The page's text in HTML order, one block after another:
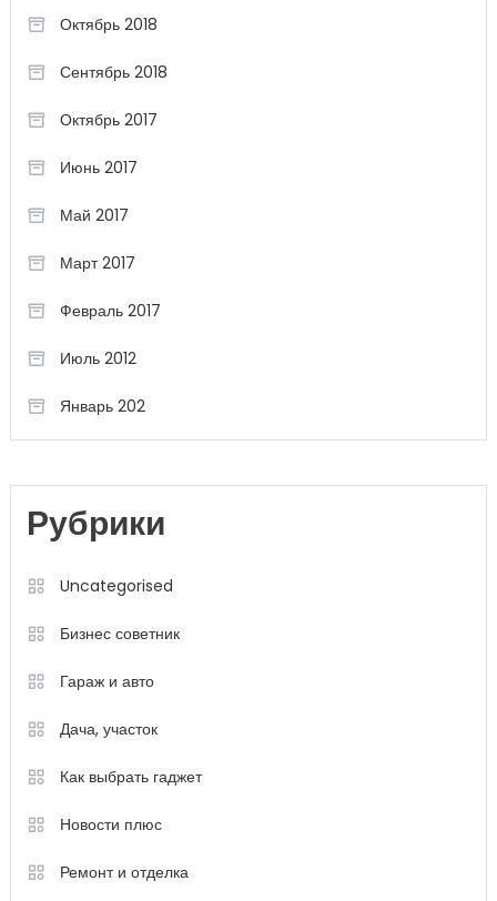
Октябрь 2018
Сентябрь 2018
Октябрь 2017
Июнь 2017
Май 2017
Март 2017
Февраль 2017
Июль 2012
Январь 202
Рубрики
Uncategorised
Бизнес советник
Гараж и авто
Дача, участок
Как выбрать гаджет
Новости плюс
Ремонт и отделка